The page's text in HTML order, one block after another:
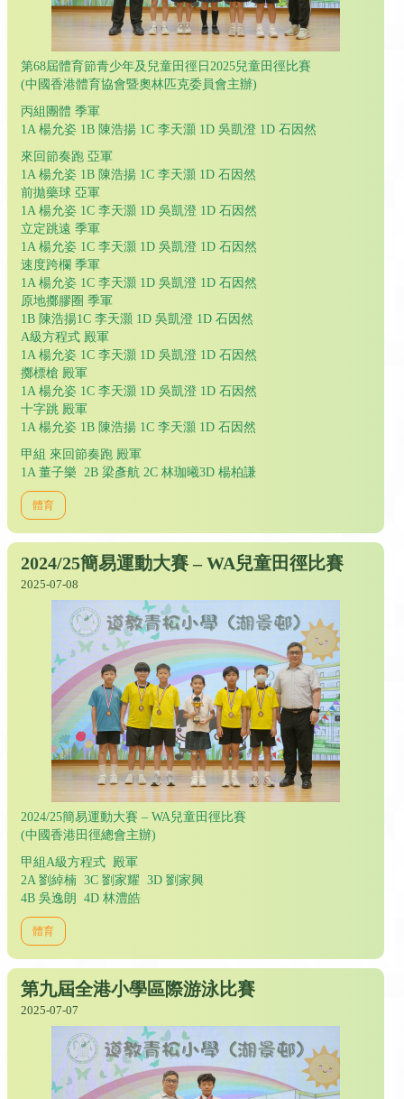
第68屆體育節青少年及兒童田徑日2025兒童田徑比賽
(中國香港體育協會暨奧林匹克委員會主辦)
丙組團體 季軍
1A 楊允姿 1B 陳浩揚 1C 李天灝 1D 吳凱澄 1D 石因然
來回節奏跑 亞軍
1A 楊允姿 1B 陳浩揚 1C 李天灝 1D 石因然
前拋藥球 亞軍
1A 楊允姿 1C 李天灝 1D 吳凱澄 1D 石因然
立定跳遠 季軍
1A 楊允姿 1C 李天灝 1D 吳凱澄 1D 石因然
速度跨欄 季軍
1A 楊允姿 1C 李天灝 1D 吳凱澄 1D 石因然
原地擲膠圈 季軍
1B 陳浩揚1C 李天灝 1D 吳凱澄 1D 石因然
A級方程式 殿軍
1A 楊允姿 1C 李天灝 1D 吳凱澄 1D 石因然
擲標槍 殿軍
1A 楊允姿 1C 李天灝 1D 吳凱澄 1D 石因然
十字跳 殿軍
1A 楊允姿 1B 陳浩揚 1C 李天灝 1D 石因然
甲組 來回節奏跑 殿軍
1A 董子樂 2B 梁彥航 2C 林珈曦3D 楊柏謙
體育
2024/25簡易運動大賽 – WA兒童田徑比賽
2025-07-08
2024/25簡易運動大賽 – WA兒童田徑比賽
(中國香港田徑總會主辦)
甲組A級方程式 殿軍
2A 劉綽楠 3C 劉家耀 3D 劉家興
4B 吳逸朗 4D 林澧皓
體育
第九屆全港小學區際游泳比賽
2025-07-07